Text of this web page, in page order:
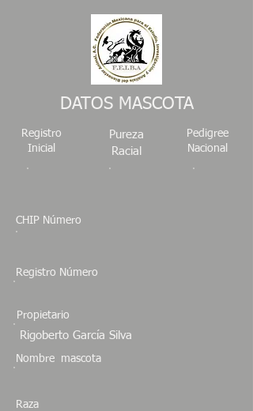
DATOS MASCOTA
Registro
Inicial
Pureza
Racial
Pedigree
Nacional
CHIP Número
Registro Número
Propietario
Rigoberto García Silva
Nombre mascota
Raza